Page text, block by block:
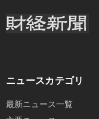
ニュースカテゴリ
最新ニュース一覧